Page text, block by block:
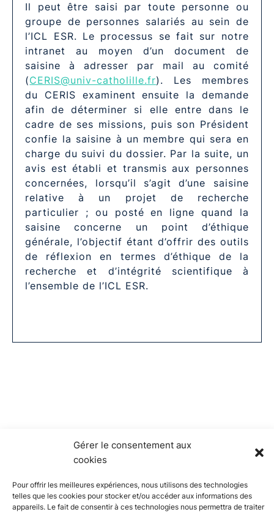
Gérer le consentement aux
cookies
Pour offrir les meilleures expériences, nous utilisons des technologies
telles que les cookies pour stocker et/ou accéder aux informations des
appareils. Le fait de consentir à ces technologies nous permettra de traiter
Il peut être saisi par toute personne ou
groupe de personnes salariés au sein de
l’ICL ESR. Le processus se fait sur notre
intranet au moyen d’un document de
saisine à adresser par mail au comité
(CERIS@univ-catholille.fr). Les membres
du CERIS examinent ensuite la demande
afin de déterminer si elle entre dans le
cadre de ses missions, puis son Président
confie la saisine à un membre qui sera en
charge du suivi du dossier. Par la suite, un
avis est établi et transmis aux personnes
concernées, lorsqu’il s’agit d’une saisine
relative à un projet de recherche
particulier ; ou posté en ligne quand la
saisine concerne un point d’éthique
générale, l’objectif étant d’offrir des outils
de réflexion en termes d’éthique de la
recherche et d’intégrité scientifique à
l’ensemble de l’ICL ESR.